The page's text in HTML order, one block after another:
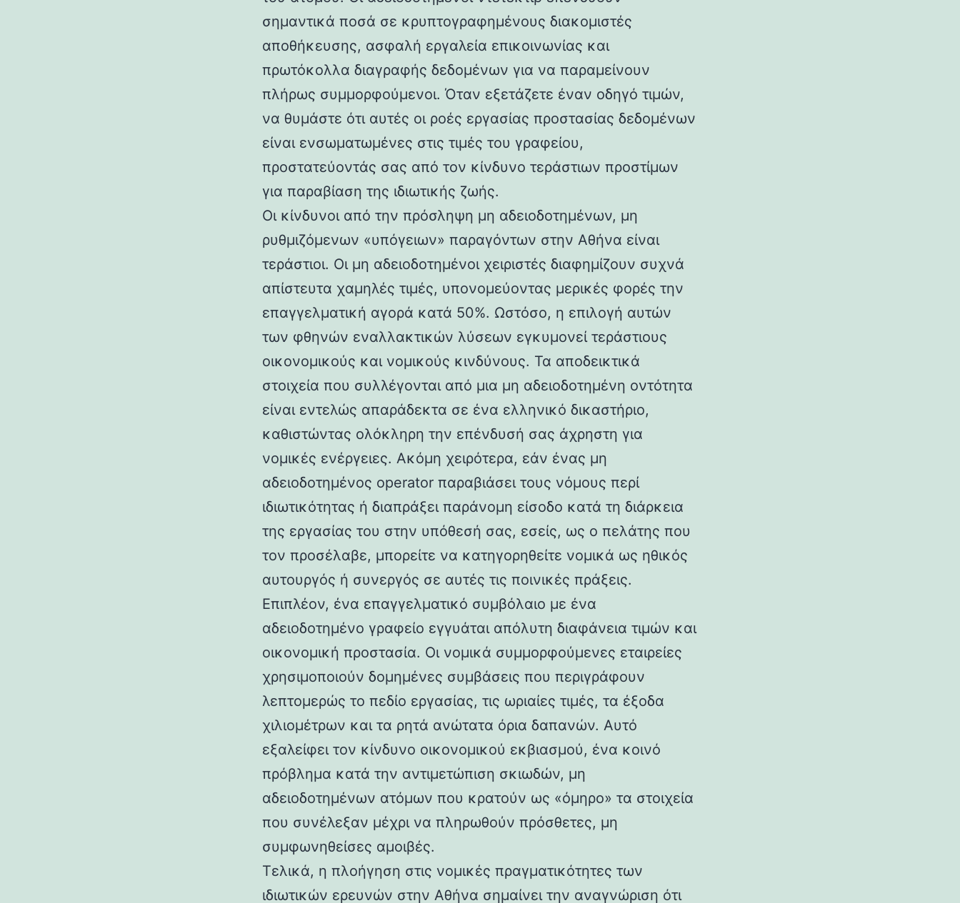
σημαντικά ποσά σε κρυπτογραφημένους διακομιστές
αποθήκευσης, ασφαλή εργαλεία επικοινωνίας και
πρωτόκολλα διαγραφής δεδομένων για να παραμείνουν
πλήρως συμμορφούμενοι. Όταν εξετάζετε έναν οδηγό τιμών,
να θυμάστε ότι αυτές οι ροές εργασίας προστασίας δεδομένων
είναι ενσωματωμένες στις τιμές του γραφείου,
προστατεύοντάς σας από τον κίνδυνο τεράστιων προστίμων
για παραβίαση της ιδιωτικής ζωής.
Οι κίνδυνοι από την πρόσληψη μη αδειοδοτημένων, μη
ρυθμιζόμενων «υπόγειων» παραγόντων στην Αθήνα είναι
τεράστιοι. Οι μη αδειοδοτημένοι χειριστές διαφημίζουν συχνά
απίστευτα χαμηλές τιμές, υπονομεύοντας μερικές φορές την
επαγγελματική αγορά κατά 50%. Ωστόσο, η επιλογή αυτών
των φθηνών εναλλακτικών λύσεων εγκυμονεί τεράστιους
οικονομικούς και νομικούς κινδύνους. Τα αποδεικτικά
στοιχεία που συλλέγονται από μια μη αδειοδοτημένη οντότητα
είναι εντελώς απαράδεκτα σε ένα ελληνικό δικαστήριο,
καθιστώντας ολόκληρη την επένδυσή σας άχρηστη για
νομικές ενέργειες. Ακόμη χειρότερα, εάν ένας μη
αδειοδοτημένος operator παραβιάσει τους νόμους περί
ιδιωτικότητας ή διαπράξει παράνομη είσοδο κατά τη διάρκεια
της εργασίας του στην υπόθεσή σας, εσείς, ως ο πελάτης που
τον προσέλαβε, μπορείτε να κατηγορηθείτε νομικά ως ηθικός
αυτουργός ή συνεργός σε αυτές τις ποινικές πράξεις.
Επιπλέον, ένα επαγγελματικό συμβόλαιο με ένα
αδειοδοτημένο γραφείο εγγυάται απόλυτη διαφάνεια τιμών και
οικονομική προστασία. Οι νομικά συμμορφούμενες εταιρείες
χρησιμοποιούν δομημένες συμβάσεις που περιγράφουν
λεπτομερώς το πεδίο εργασίας, τις ωριαίες τιμές, τα έξοδα
χιλιομέτρων και τα ρητά ανώτατα όρια δαπανών. Αυτό
εξαλείφει τον κίνδυνο οικονομικού εκβιασμού, ένα κοινό
πρόβλημα κατά την αντιμετώπιση σκιωδών, μη
αδειοδοτημένων ατόμων που κρατούν ως «όμηρο» τα στοιχεία
που συνέλεξαν μέχρι να πληρωθούν πρόσθετες, μη
συμφωνηθείσες αμοιβές.
Τελικά, η πλοήγηση στις νομικές πραγματικότητες των
ιδιωτικών ερευνών στην Αθήνα σημαίνει την αναγνώριση ότι